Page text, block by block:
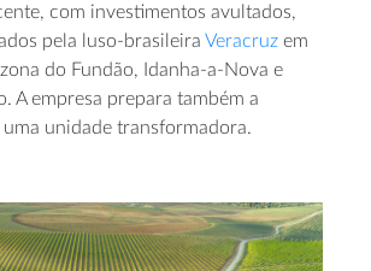
com investimentos avultados,
pela luso-brasileira Veracruz em
do Fundão, Idanha-a-Nova e
A empresa prepara também a
unidade transformadora.